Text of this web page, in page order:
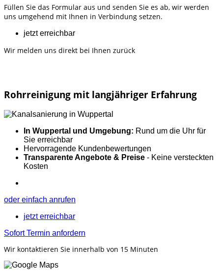
Füllen Sie das Formular aus und senden Sie es ab, wir werden
uns umgehend mit Ihnen in Verbindung setzen.
jetzt erreichbar
Wir melden uns direkt bei Ihnen zurück
Rohrreinigung mit langjähriger Erfahrung
In Wuppertal und Umgebung: Rund um die Uhr für
Sie erreichbar
Hervorragende Kundenbewertungen
Transparente Angebote & Preise - Keine versteckten
Kosten
oder einfach anrufen
jetzt erreichbar
Sofort Termin anfordern
Wir kontaktieren Sie innerhalb von 15 Minuten